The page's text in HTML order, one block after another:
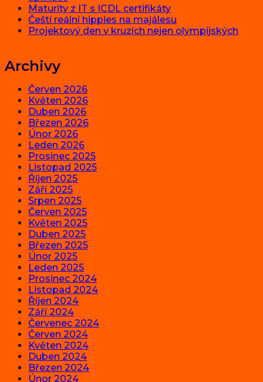
Maturity z IT s ICDL certifikáty
Čeští reální hippies na majálesu
Projektový den v kruzích nejen olympijských
Archivy
Červen 2026
Květen 2026
Duben 2026
Březen 2026
Únor 2026
Leden 2026
Prosinec 2025
Listopad 2025
Říjen 2025
Září 2025
Srpen 2025
Červen 2025
Květen 2025
Duben 2025
Březen 2025
Únor 2025
Leden 2025
Prosinec 2024
Listopad 2024
Říjen 2024
Září 2024
Červenec 2024
Červen 2024
Květen 2024
Duben 2024
Březen 2024
Únor 2024